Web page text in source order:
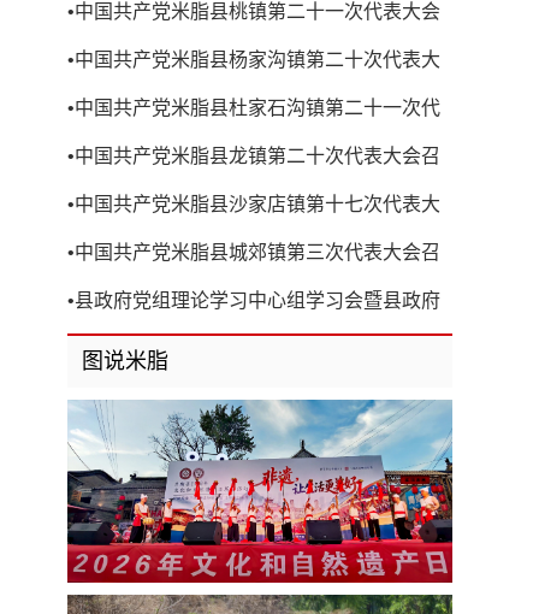
•中国共产党米脂县桃镇第二十一次代表大会
•中国共产党米脂县杨家沟镇第二十次代表大
•中国共产党米脂县杜家石沟镇第二十一次代
•中国共产党米脂县龙镇第二十次代表大会召
•中国共产党米脂县沙家店镇第十七次代表大
•中国共产党米脂县城郊镇第三次代表大会召
•县政府党组理论学习中心组学习会暨县政府
第8次党组（扩大）会议召开
图说米脂